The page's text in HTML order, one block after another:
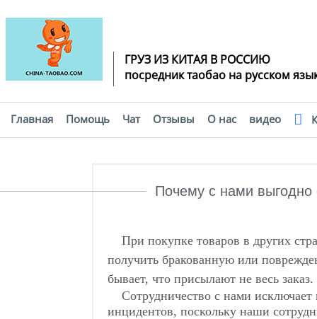
ГРУЗ ИЗ КИТАЯ В РОССИЮ
посредник таобао на русском
Главная Помощь Чат Отзывы О нас видео
Помощь
Почему с нами выгодно
При покупке товаров в других
получить бракованную или
бывает, что присылают не весь заказ.
Сотрудничество с нами исключает
инцидентов, поскольку наши